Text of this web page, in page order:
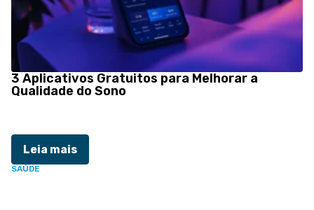
3 Aplicativos Gratuitos para Melhorar a
Qualidade do Sono
Leia mais
SAÚDE